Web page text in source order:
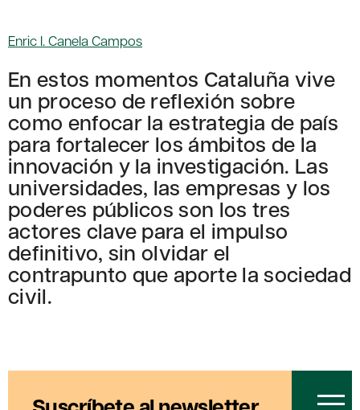
Enric I. Canela Campos
En estos momentos Cataluña vive
un proceso de reflexión sobre
como enfocar la estrategia de país
para fortalecer los ámbitos de la
innovación y la investigación. Las
universidades, las empresas y los
poderes públicos son los tres
actores clave para el impulso
definitivo, sin olvidar el
contrapunto que aporte la sociedad
civil.